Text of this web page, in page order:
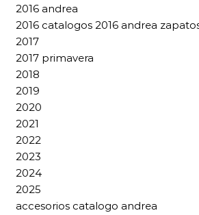
2016 andrea
2016 catalogos 2016 andrea
2017
2017 primavera
2018
2019
2020
2021
2022
2023
2024
2025
accesorios catalogo andrea